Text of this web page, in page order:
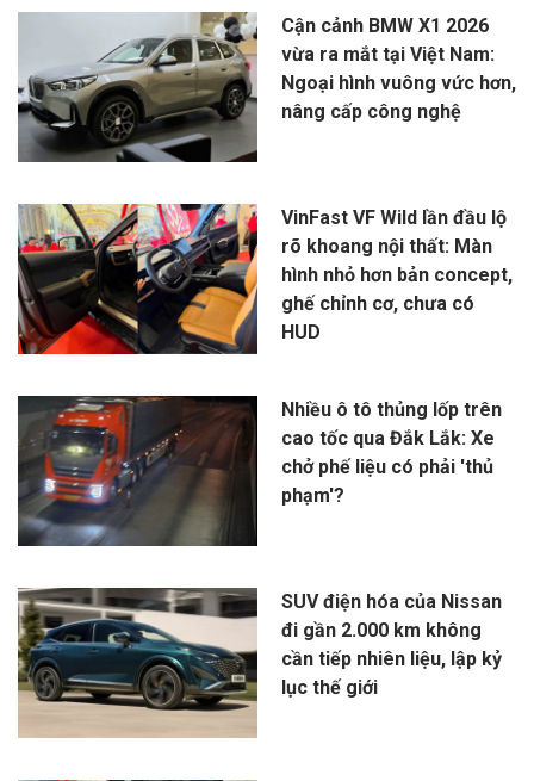
Cận cảnh BMW X1 2026
vừa ra mắt tại Việt Nam:
Ngoại hình vuông vức hơn,
nâng cấp công nghệ
VinFast VF Wild lần đầu lộ
rõ khoang nội thất: Màn
hình nhỏ hơn bản concept,
ghế chỉnh cơ, chưa có
HUD
Nhiều ô tô thủng lốp trên
cao tốc qua Đắk Lắk: Xe
chở phế liệu có phải 'thủ
phạm'?
SUV điện hóa của Nissan
đi gần 2.000 km không
cần tiếp nhiên liệu, lập kỷ
lục thế giới